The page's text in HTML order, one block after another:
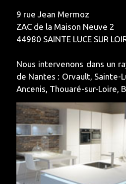
9 rue Jean Mermoz
ZAC de la Maison Neuve 2
44980 SAINTE LUCE SUR
Nous intervenons dans un
de Nantes : Orvault, Sainte-
Ancenis, Thouaré-sur-Loire,